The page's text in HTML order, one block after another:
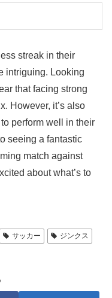
streak in their
intriguing. Looking
that facing strong
However, it’s also
perform well in their
seeing a fantastic
match against
about what’s to
サッカー
ジンクス